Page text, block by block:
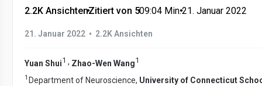
2.2K Ansichten•Zitiert von 5•09:04 Min.•21. Januar 2022
21. Januar 2022 • 2.2K Ansichten
Yuan Shui1 , Zhao-Wen Wang1
1 Department of Neuroscience, University of Connecticut